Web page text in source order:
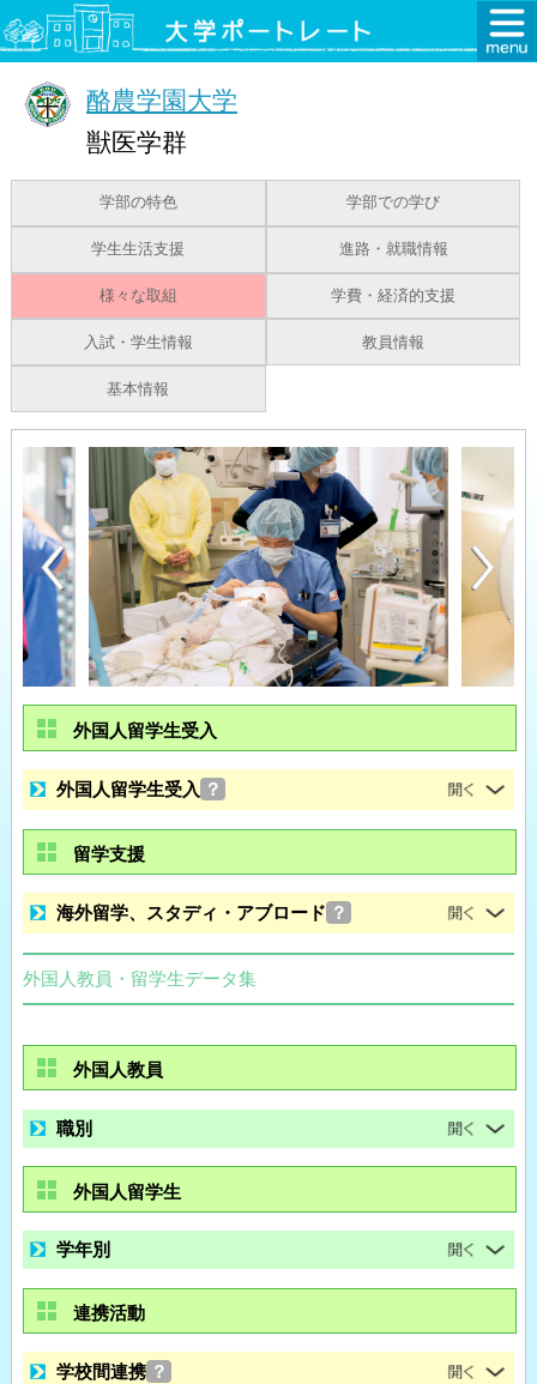
酪農学園大学
獣医学群
学部の特色 学部での学び
学生生活支援 進路・就職情報
様々な取組 学費・経済的支援
入試・学生情報 教員情報
基本情報
外国人留学生受入
外国人留学生受入 ？
留学支援
海外留学、スタディ・アブロード ？
外国人教員・留学生データ集
外国人教員
職別
外国人留学生
学年別
連携活動
学校間連携 ？